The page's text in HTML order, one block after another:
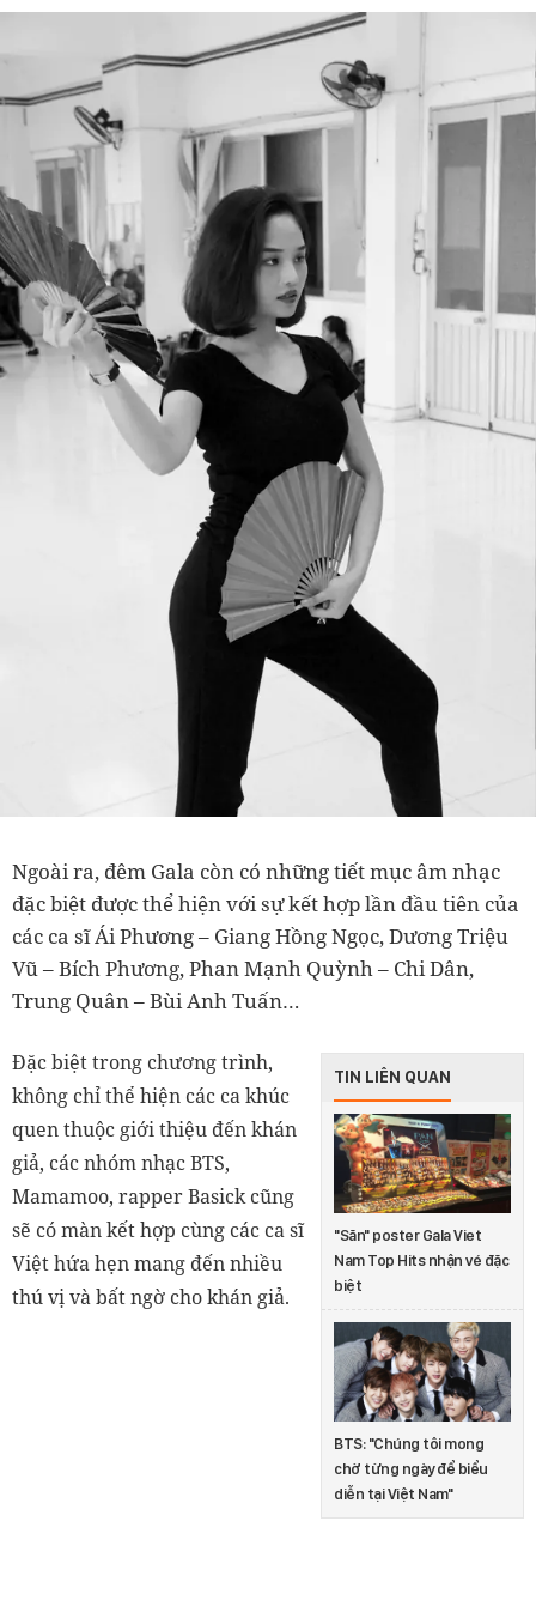
Ngoài ra, đêm Gala còn có những tiết mục âm nhạc
đặc biệt được thể hiện với sự kết hợp lần đầu tiên của
các ca sĩ Ái Phương – Giang Hồng Ngọc, Dương Triệu
Vũ – Bích Phương, Phan Mạnh Quỳnh – Chi Dân,
Trung Quân – Bùi Anh Tuấn…
TIN LIÊN QUAN
"Săn" poster Gala Viet
Nam Top Hits nhận vé đặc
biệt
BTS: "Chúng tôi mong
chờ từng ngày để biểu
diễn tại Việt Nam"
Đặc biệt trong chương trình,
không chỉ thể hiện các ca khúc
quen thuộc giới thiệu đến khán
giả, các nhóm nhạcBTS,
Mamamoo, rapperBasickcũng
sẽ có màn kết hợp cùng các ca sĩ
Việt hứa hẹn mang đến nhiều
thú vị và bất ngờ cho khán giả.